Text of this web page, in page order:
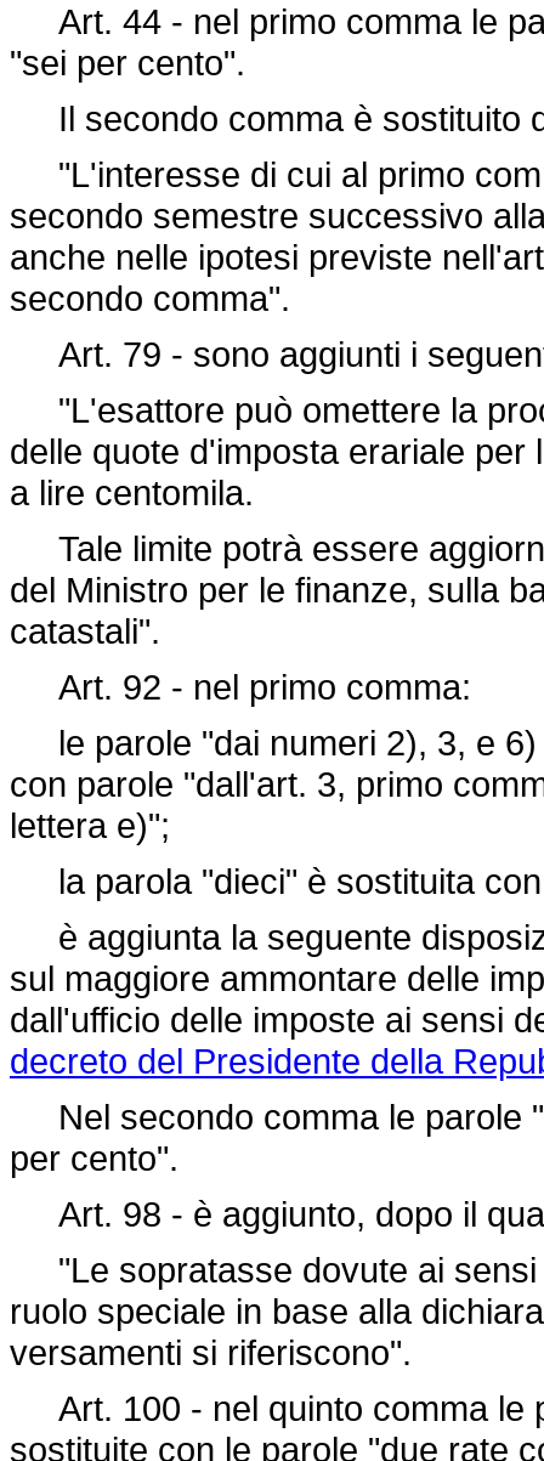
Art. 44 - nel primo comma le
"sei per cento".
Il secondo comma è sostituito
"L'interesse di cui al primo
secondo semestre successivo
anche nelle ipotesi previste
secondo comma".
Art. 79 - sono aggiunti i
"L'esattore può omettere la
delle quote d'imposta erariale
a lire centomila.
Tale limite potrà essere
del Ministro per le finanze, sulla
catastali".
Art. 92 - nel primo comma:
le parole "dai numeri 2), 3, e 6)
con parole "dall'art. 3, primo
lettera e)";
la parola "dieci" è sostituita
è aggiunta la seguente
sul maggiore ammontare delle
dall'ufficio delle imposte ai sensi
decreto del Presidente della
Nel secondo comma le parole
per cento".
Art. 98 - è aggiunto, dopo il
"Le sopratasse dovute ai sensi
ruolo speciale in base alla
versamenti si riferiscono".
Art. 100 - nel quinto comma le
sostituite con le parole "due rate